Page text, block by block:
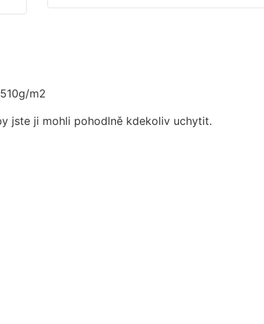
m2
jste ji mohli pohodlně kdekoliv uchytit.